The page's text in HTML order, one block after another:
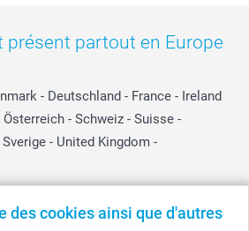
des cookies ainsi que d'autres
partout en Europe
- Deutschland - France - Ireland
Österreich - Schweiz - Suisse -
Sverige - United Kingdom -
(€), TVA incluse et hors frais de port.